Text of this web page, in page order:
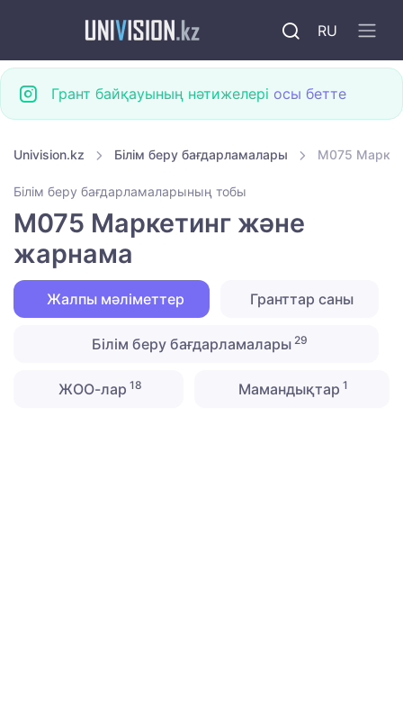
RU
Грант байқауының нәтижелері осы бетте
Univision.kz Білім беру бағдарламалары M075
Білім беру бағдарламаларының тобы
M075 Маркетинг және
жарнама
Жалпы мәліметтер Гранттар саны
Білім беру бағдарламалары 29
ЖОО-лар 18 Мамандықтар 1